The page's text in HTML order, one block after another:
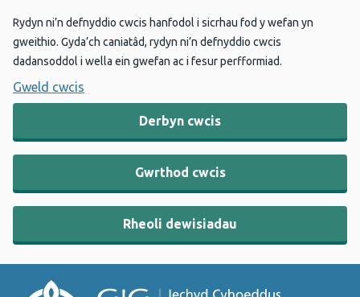
Rydyn ni’n defnyddio cwcis hanfodol i sicrhau fod y wefan yn
gweithio. Gyda’ch caniatâd, rydyn ni’n defnyddio cwcis
dadansoddol i wella ein gwefan ac i fesur perfformiad.
Gweld cwcis
Derbyn cwcis
Gwrthod cwcis
Rheoli dewisiadau